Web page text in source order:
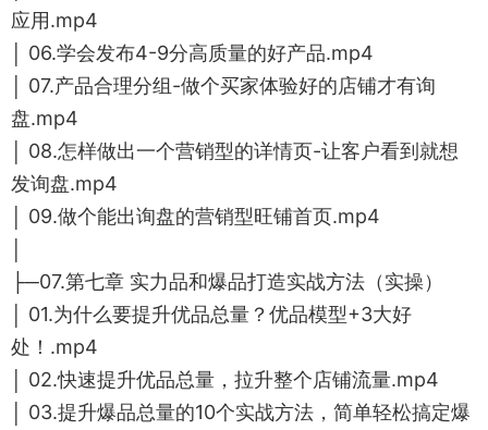
应用.mp4
│ 06.学会发布4-9分高质量的好产品.mp4
│ 07.产品合理分组-做个买家体验好的店铺才有询
盘.mp4
│ 08.怎样做出一个营销型的详情页-让客户看到就想
发询盘.mp4
│ 09.做个能出询盘的营销型旺铺首页.mp4
├─07.第七章 实力品和爆品打造实战方法（实操）
│ 01.为什么要提升优品总量？优品模型+3大好
处！.mp4
│ 02.快速提升优品总量，拉升整个店铺流量.mp4
│ 03.提升爆品总量的10个实战方法，简单轻松搞定爆